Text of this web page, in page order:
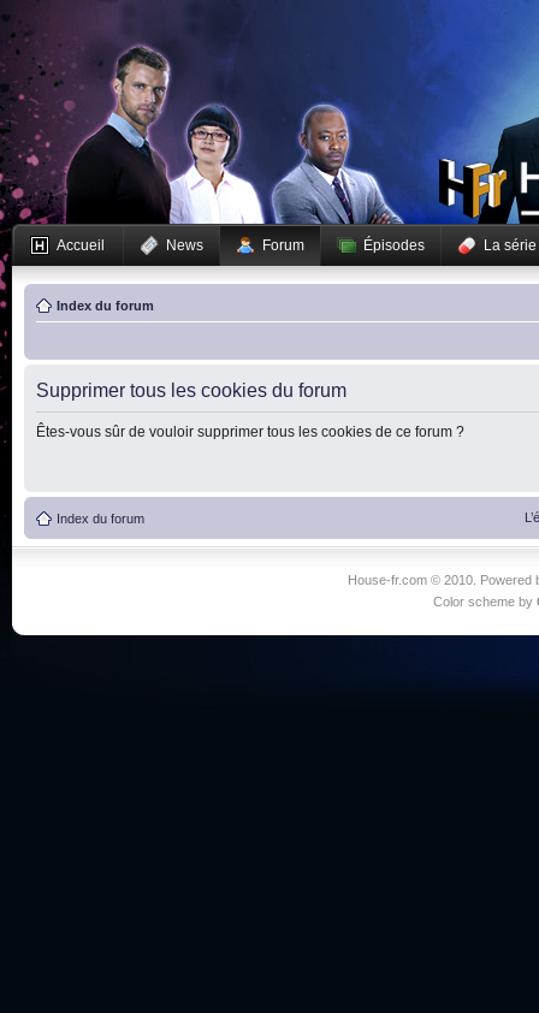
Accueil News Forum Épisodes La série
Index du forum
Supprimer tous les cookies du forum
Êtes-vous sûr de vouloir supprimer tous les cookies de ce forum ?
Index du forum
House-fr.com © 2010. Powered
Color scheme by